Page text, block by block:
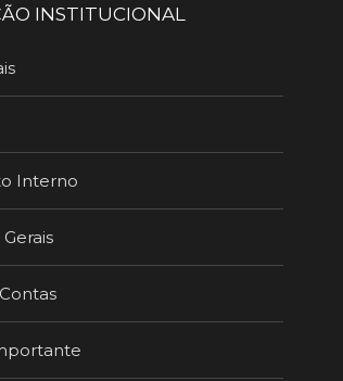
INSTITUCIONAL
Interno